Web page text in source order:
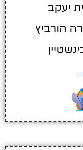
יעקב
הורביץ